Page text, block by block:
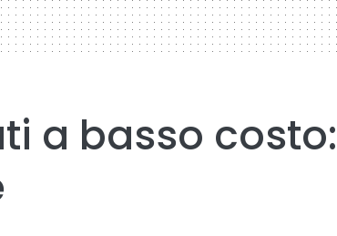
a basso costo: